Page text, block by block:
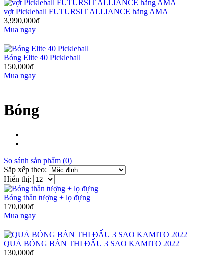
vợt Pickleball FUTURSIT ALLIANCE hãng AMA
3,990,000đ
Mua ngay
Bóng Elite 40 Pickleball
150,000đ
Mua ngay
Bóng
So sánh sản phẩm (0)
Sắp xếp theo:
Hiển thị:
Bóng thần tượng + lọ đựng
170,000đ
Mua ngay
QUẢ BÓNG BÀN THI ĐẤU 3 SAO KAMITO 2022
130,000đ